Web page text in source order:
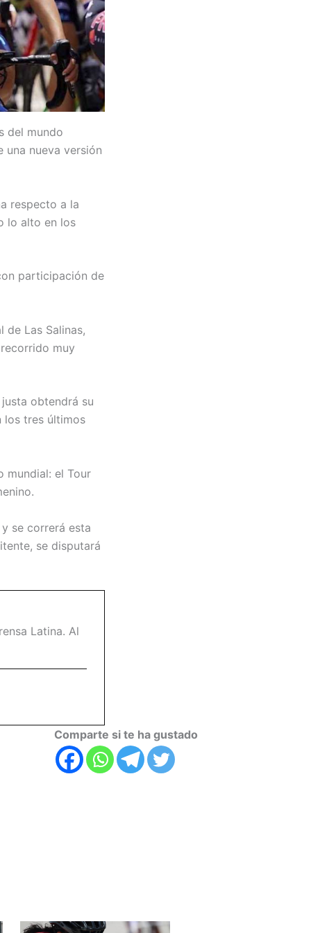
del mundo
una nueva versión
respecto a la
lo alto en los
participación de
de Las Salinas,
muy
obtendrá su
los tres últimos
mundial: el Tour
se correrá esta
se disputará
Latina. Al
Comparte si te ha gustado